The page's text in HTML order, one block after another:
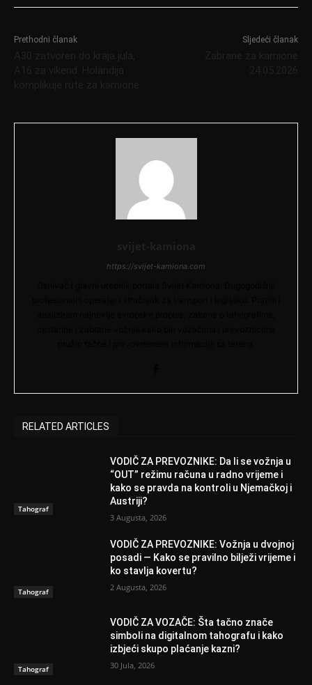
Prethodni članak Sljedeći članak
https://svijet-kamiona.com
RELATED ARTICLES
Tahograf
VODIČ ZA PREVOZNIKE: Da li se vožnja u
“OUT” režimu računa u radno vrijeme i
kako se pravda na kontroli u Njemačkoj i
Austriji?
3 Augusta, 2026
Tahograf
VODIČ ZA PREVOZNIKE: Vožnja u dvojnoj
posadi — Kako se pravilno bilježi vrijeme i
ko stavlja kovertu?
2 Augusta, 2026
Tahograf
VODIČ ZA VOZAČE: Šta tačno znače
simboli na digitalnom tahografu i kako
izbjeći skupo plaćanje kazni?
30 Jula, 2026